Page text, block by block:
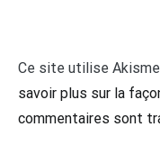
Ce site utilise
savoir plus sur la
commentaires sont